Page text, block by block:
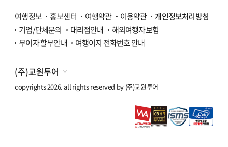
여행정보 홍보센터 여행약관 이용약관
개인정보처리방침
기업/단체문의
대리점안내
해외여행자보험
무이자 할부안내
여행이지 전화번호 안내
(주)교원투어
copyrights 2026. all rights reserved by (주)교원투어